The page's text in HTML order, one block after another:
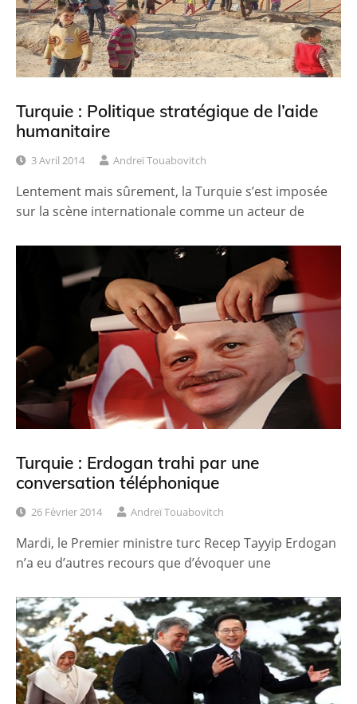
Turquie : Politique stratégique de l’aide
humanitaire
3 Avril 2014 Andreï Touabovitch
Lentement mais sûrement, la Turquie s’est imposée
sur la scène internationale comme un acteur de
Turquie : Erdogan trahi par une
conversation téléphonique
26 Février 2014 Andreï Touabovitch
Mardi, le Premier ministre turc Recep Tayyip Erdogan
n’a eu d’autres recours que d’évoquer une